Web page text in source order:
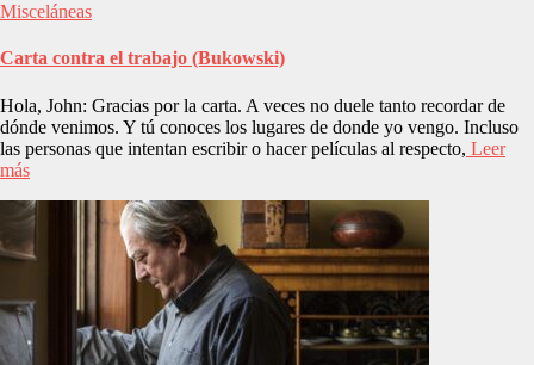
Misceláneas
Carta contra el trabajo (Bukowski)
Hola, John: Gracias por la carta. A veces no duele tanto recordar de
dónde venimos. Y tú conoces los lugares de donde yo vengo. Incluso
las personas que intentan escribir o hacer películas al respecto, Leer
más